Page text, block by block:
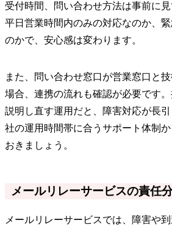
受付時間、問い合わせ方法は事前に見
平日営業時間内のみの対応なのか、
のかで、安心感は変わります。
また、問い合わせ窓口が営業窓口と
場合、連携の流れも確認が必要です
説明し直す運用だと、障害対応が長
社の運用時間帯に合うサポート体制
おきましょう。
メールリレーサービスの責任
メールリレーサービスでは、障害や